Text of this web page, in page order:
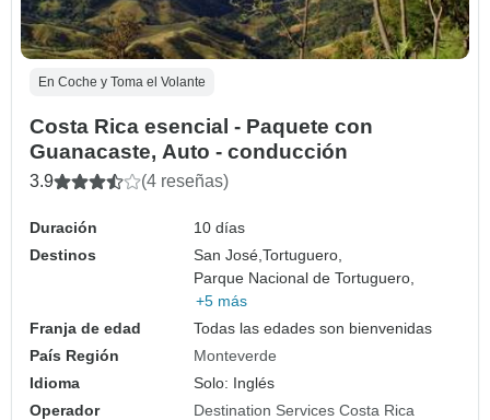
En Coche y Toma el Volante
Costa Rica esencial - Paquete con
Guanacaste, Auto - conducción
3.9 (4 reseñas)
Duración
10 días
Destinos
San José,Tortuguero,
Parque Nacional de Tortuguero,
+5 más
Franja de edad
Todas las edades son bienvenidas
País Región
Monteverde
Idioma
Solo: Inglés
Operador
Destination Services Costa Rica